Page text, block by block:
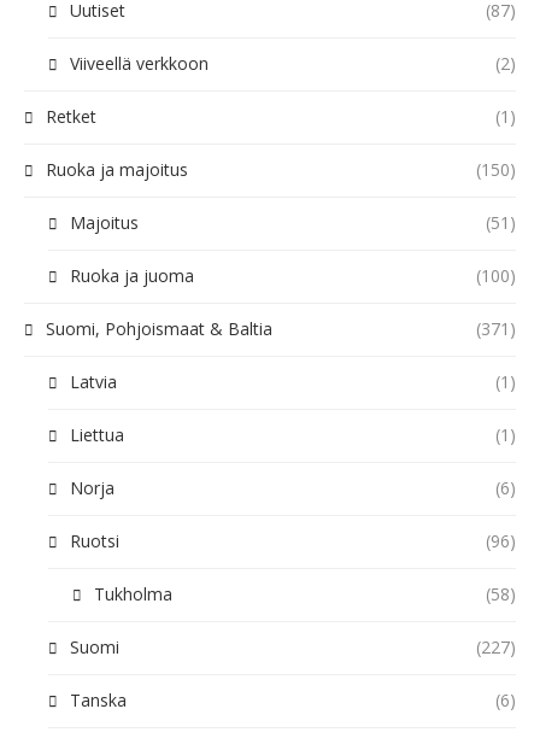
Uutiset (87)
Viiveellä verkkoon (2)
Retket (1)
Ruoka ja majoitus (150)
Majoitus (51)
Ruoka ja juoma (100)
Suomi, Pohjoismaat & Baltia (371)
Latvia (1)
Liettua (1)
Norja (6)
Ruotsi (96)
Tukholma (58)
Suomi (227)
Tanska (6)